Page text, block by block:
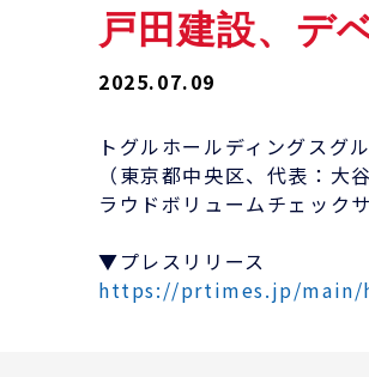
戸田建設、デ
2025.07.09
トグルホールディングスグ
（東京都中央区、代表：
ラウドボリュームチェック
▼プレスリリース
https://prtimes.jp/main/